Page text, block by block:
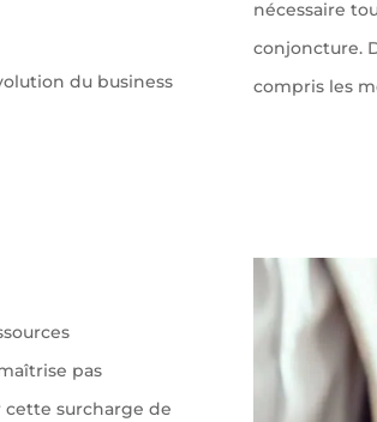
du business
nécessaire
conjoncture.
compris les
pas
cette surcharge de